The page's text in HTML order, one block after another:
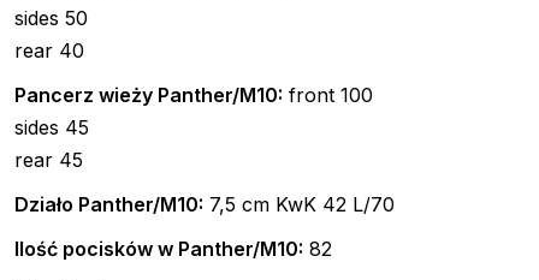
sides 50
rear 40
Pancerz wieży Panther/M10: front 100
sides 45
rear 45
Działo Panther/M10: 7,5 cm KwK 42 L/70
Ilość pocisków w Panther/M10: 82